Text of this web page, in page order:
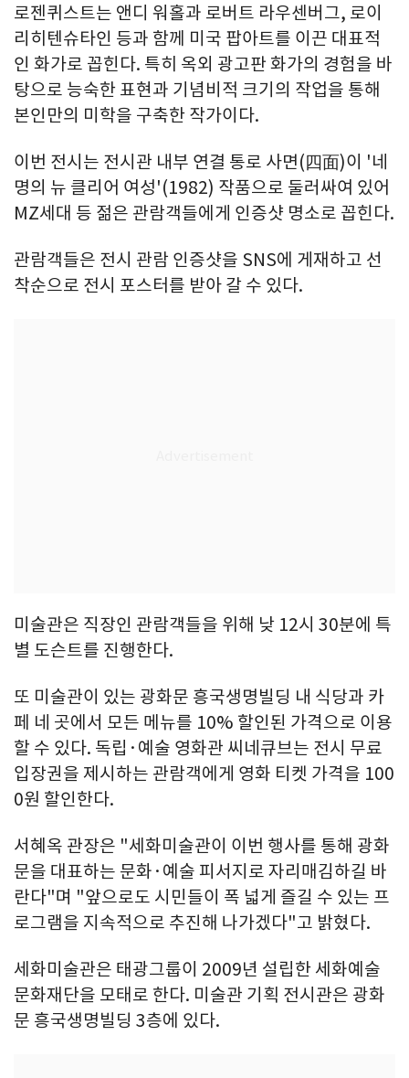
로젠퀴스트는 앤디 워홀과 로버트 라우센버그, 로이
리히텐슈타인 등과 함께 미국 팝아트를 이끈 대표적
인 화가로 꼽힌다. 특히 옥외 광고판 화가의 경험을 바
탕으로 능숙한 표현과 기념비적 크기의 작업을 통해
본인만의 미학을 구축한 작가이다.
이번 전시는 전시관 내부 연결 통로 사면(四面)이 '네
명의 뉴 클리어 여성'(1982) 작품으로 둘러싸여 있어
MZ세대 등 젊은 관람객들에게 인증샷 명소로 꼽힌다.
관람객들은 전시 관람 인증샷을 SNS에 게재하고 선
착순으로 전시 포스터를 받아 갈 수 있다.
미술관은 직장인 관람객들을 위해 낮 12시 30분에 특
별 도슨트를 진행한다.
또 미술관이 있는 광화문 흥국생명빌딩 내 식당과 카
페 네 곳에서 모든 메뉴를 10% 할인된 가격으로 이용
할 수 있다. 독립·예술 영화관 씨네큐브는 전시 무료
입장권을 제시하는 관람객에게 영화 티켓 가격을 100
0원 할인한다.
서혜옥 관장은 "세화미술관이 이번 행사를 통해 광화
문을 대표하는 문화·예술 피서지로 자리매김하길 바
란다"며 "앞으로도 시민들이 폭 넓게 즐길 수 있는 프
로그램을 지속적으로 추진해 나가겠다"고 밝혔다.
세화미술관은 태광그룹이 2009년 설립한 세화예술
문화재단을 모태로 한다. 미술관 기획 전시관은 광화
문 흥국생명빌딩 3층에 있다.